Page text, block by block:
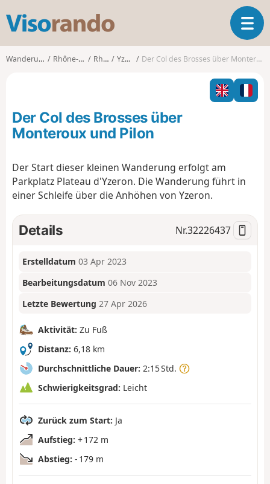
s
o
o
T
o
g
l
n
n
Wanderungen Rhône-Alpes Rhône Yzeron Der Col des Brosses über Monteroux und Pilon
Der Col des Brosses über
Monteroux und Pilon
Der Start dieser kleinen Wanderung erfolgt am
Parkplatz Plateau d'Yzeron. Die Wanderung führt in
einer Schleife über die Anhöhen von Yzeron.
Details Nr.32226437
Erstelldatum 03 Apr 2023
Bearbeitungsdatum 06 Nov 2023
Letzte Bewertung 27 Apr 2026
Aktivität: Zu Fuß
Distanz: 6,18 km
Durchschnittliche Dauer: 2:15 Std.
Schwierigkeitsgrad: Leicht
Zurück zum Start: Ja
Aufstieg: + 172 m
Abstieg: - 179 m